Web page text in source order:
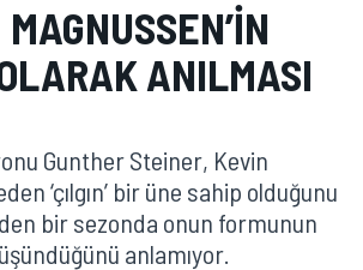
OLARAK ANILMASI
Gunther Steiner, Kevin
‘çılgın’ bir üne sahip olduğunu
bir sezonda onun formunun
anlamıyor.